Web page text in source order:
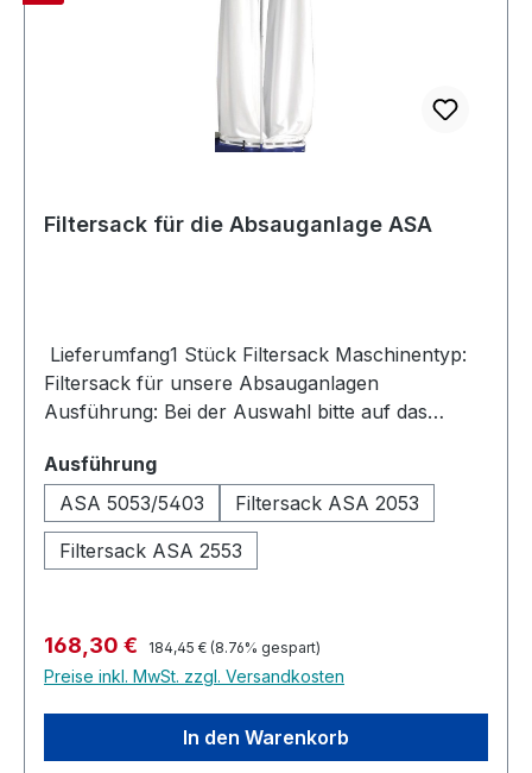
Filtersack für die Absauganlage ASA
Lieferumfang1 Stück Filtersack Maschinentyp:
Filtersack für unsere Absauganlagen
Ausführung: Bei der Auswahl bitte auf das
Ausführungauswählen
ASA 5053/5403
Filtersack ASA 2053
Filtersack ASA 2553
Verkaufspreis:
168,30 € Regulärer Preis:
184,45 € (8.76% gespart)
Preise inkl. MwSt. zzgl. Versandkosten
In den Warenkorb